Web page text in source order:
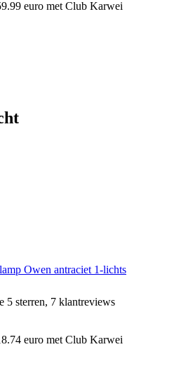
euro met Club Karwei
Owen antraciet 1-lichts
5 sterren, 7 klantreviews
euro met Club Karwei